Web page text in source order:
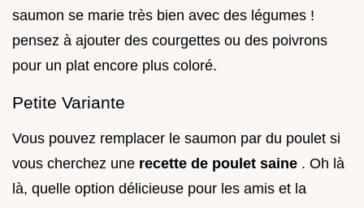
saumon se marie très bien avec des légumes !
pensez à ajouter des courgettes ou des poivrons
pour un plat encore plus coloré.
Petite Variante
Vous pouvez remplacer le saumon par du poulet si
vous cherchez une recette de poulet saine . Oh là
là, quelle option délicieuse pour les amis et la